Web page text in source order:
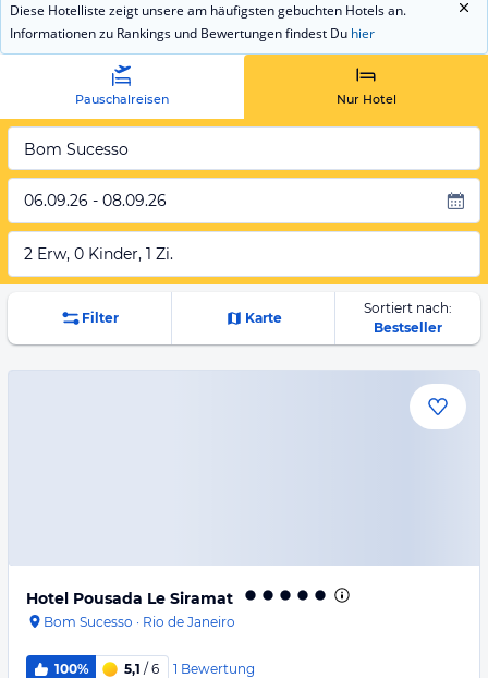
Diese Hotelliste zeigt unsere am häufigsten gebuchten Hotels an.
Informationen zu Rankings und Bewertungen findest Du hier
Pauschalreisen Nur Hotel
Bom Sucesso
06.09.26 - 08.09.26
2 Erw, 0 Kinder, 1 Zi.
Filter Karte
Sortiert nach:
Bestseller
Hotel Pousada Le Siramat
Bom Sucesso · Rio de Janeiro
100% 5,1 / 6 1 Bewertung